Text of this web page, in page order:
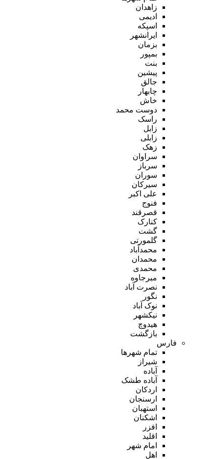
زاهدان
ادیمی
اسپکه
ایرانشهر
بزمان
بمپور
بنت
پیشین
جالق
چابهار
خاش
دوست محمد
راسک
زابل
زابلی
زهک
سراوان
سرباز
سوران
سیرکان
علی اکبر
فنوج
قصرقند
کنارک
گشت
گلمورتی
محمدآباد
محمدان
محمدی
میرجاوه
نصرت آباد
نگور
نوک آباد
نیکشهر
هیدوچ
بازگشت
فارس
تمام شهر‌ها
شیراز
آباده
آباده طشک
اردکان
ارسنجان
استهبان
اشکنان
افزر
اقلید
امام شهر
اهل